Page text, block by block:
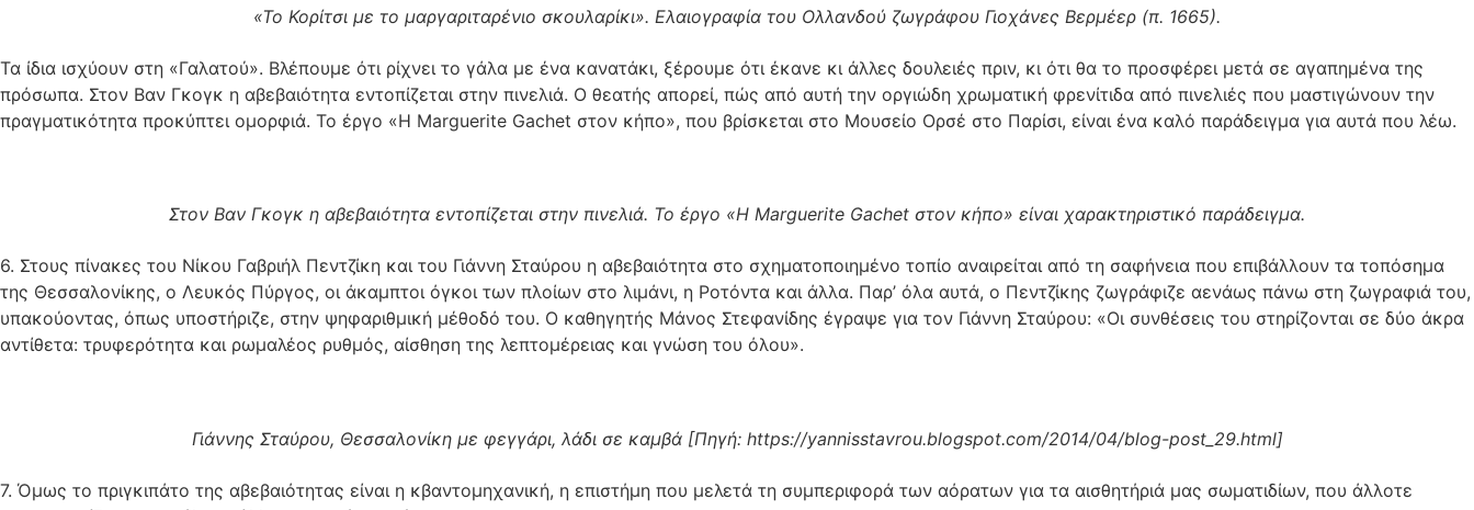
«Το Κορίτσι με το μαργαριταρένιο σκουλαρίκι». Ελαιογραφία του Ολλανδού ζωγράφου Γιοχάνες Βερμέερ (π. 1665).
Τα ίδια ισχύουν στη «Γαλατού». Βλέπουμε ότι ρίχνει το γάλα με ένα κανατάκι, ξέρουμε ότι έκανε κι άλλες δουλειές πριν, κι ότι θα το προσφέρει μετά σε αγαπημένα της
πρόσωπα. Στον Βαν Γκογκ η αβεβαιότητα εντοπίζεται στην πινελιά. Ο θεατής απορεί, πώς από αυτή την οργιώδη χρωματική φρενίτιδα από πινελιές που μαστιγώνουν την
πραγματικότητα προκύπτει ομορφιά. Το έργο «Η Marguerite Gachet στον κήπο», που βρίσκεται στο Μουσείο Ορσέ στο Παρίσι, είναι ένα καλό παράδειγμα για αυτά που λέω.
Στον Βαν Γκογκ η αβεβαιότητα εντοπίζεται στην πινελιά. Το έργο «Η Marguerite Gachet στον κήπο» είναι χαρακτηριστικό παράδειγμα.
6. Στους πίνακες του Νίκου Γαβριήλ Πεντζίκη και του Γιάννη Σταύρου η αβεβαιότητα στο σχηματοποιημένο τοπίο αναιρείται από τη σαφήνεια που επιβάλλουν τα τοπόσημα
της Θεσσαλονίκης, ο Λευκός Πύργος, οι άκαμπτοι όγκοι των πλοίων στο λιμάνι, η Ροτόντα και άλλα. Παρ’ όλα αυτά, ο Πεντζίκης ζωγράφιζε αενάως πάνω στη ζωγραφιά του,
υπακούοντας, όπως υποστήριζε, στην ψηφαριθμική μέθοδό του. Ο καθηγητής Μάνος Στεφανίδης έγραψε για τον Γιάννη Σταύρου: «Οι συνθέσεις του στηρίζονται σε δύο άκρα
αντίθετα: τρυφερότητα και ρωμαλέος ρυθμός, αίσθηση της λεπτομέρειας και γνώση του όλου».
Γιάννης Σταύρου, Θεσσαλονίκη με φεγγάρι, λάδι σε καμβά [Πηγή: https://yannisstavrou.blogspot.com/2014/04/blog-post_29.html]
7. Όμως το πριγκιπάτο της αβεβαιότητας είναι η κβαντομηχανική, η επιστήμη που μελετά τη συμπεριφορά των αόρατων για τα αισθητήριά μας σωματιδίων, που άλλοτε